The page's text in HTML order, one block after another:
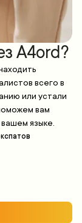
A4ord?
всего в
или устали
вам
языке.